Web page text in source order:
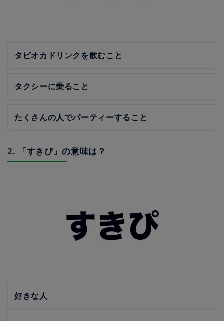
タピオカドリンクを飲むこと
タクシーに乗ること
たくさんの人でパーティーすること
2. 「すきぴ」の意味は？
好きな人